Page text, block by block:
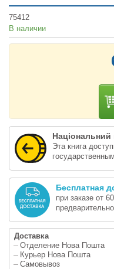
75412
В наличии
Національний
Эта книга
Бесплатная
при заказе от
Доставка
Отделение Нова Пошта
Курьер Нова Пошта
Самовывоз